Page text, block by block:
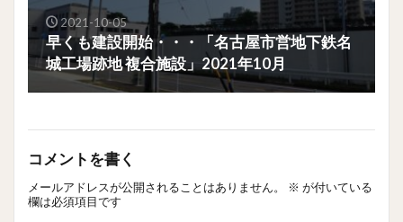
2021-10-05
早くも建設開始・・・「名古屋市営地下鉄名
城工場跡地 複合施設」2021年10月
コメントを書く
メールアドレスが公開されることはありません。 ※ が付いている
欄は必須項目です